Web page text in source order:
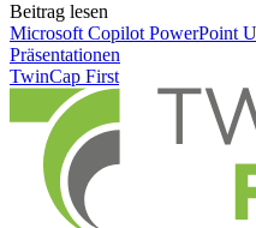
Beitrag lesen
Microsoft Copilot PowerPoint
Präsentationen
TwinCap First